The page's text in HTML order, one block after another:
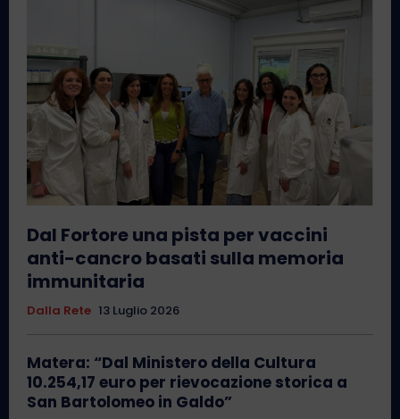
Dal Fortore una pista per vaccini
anti-cancro basati sulla memoria
immunitaria
Dalla Rete 13 Luglio 2026
Matera: “Dal Ministero della Cultura
10.254,17 euro per rievocazione storica a
San Bartolomeo in Galdo”